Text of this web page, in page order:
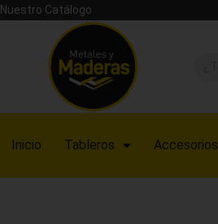
Nuestro Catálogo
Inicio Tableros Accesorios